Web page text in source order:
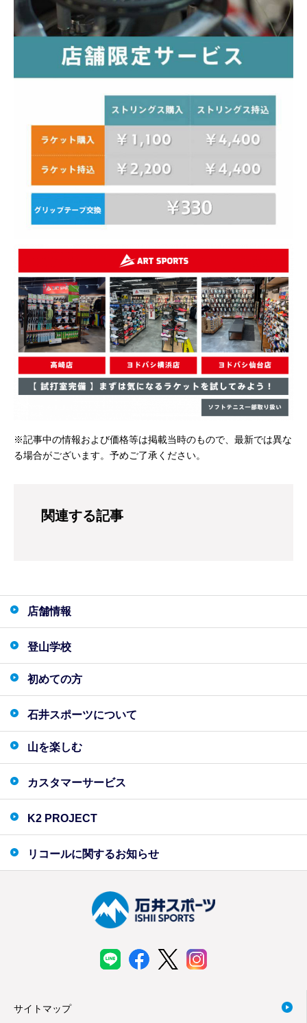
※記事中の情報および価格等は掲載当時のもので、最新では異な
る場合がございます。予めご了承ください。
関連する記事
店舗情報
登山学校
初めての方
石井スポーツについて
山を楽しむ
カスタマーサービス
K2 PROJECT
リコールに関するお知らせ
サイトマップ